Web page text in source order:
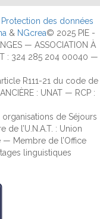
Protection des données
& NGcrea© 2025 PIE -
— ASSOCIATION À
: 324 285 204 00040 —
R111-21 du code de
: UNAT — RCP :
organisations de Séjours
l’U.N.A.T. : Union
— Membre de l’Office
linguistiques